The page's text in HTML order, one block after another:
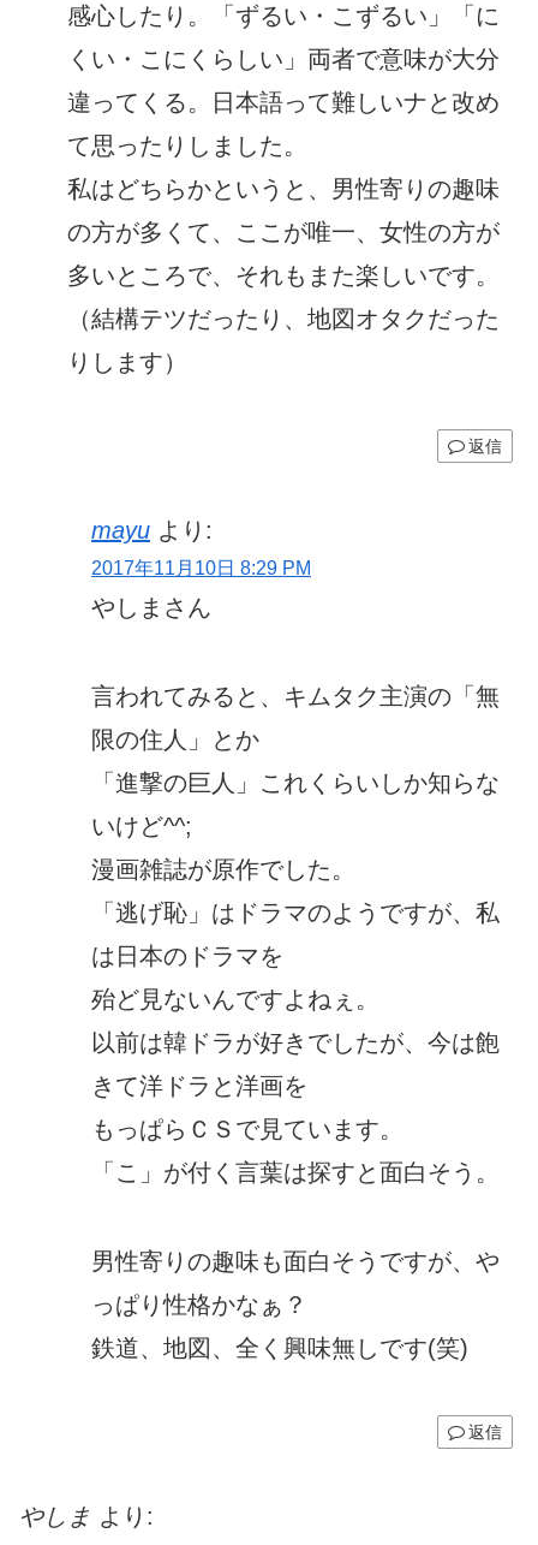
感心したり。「ずるい・こずるい」「に
くい・こにくらしい」両者で意味が大分
違ってくる。日本語って難しいナと改め
て思ったりしました。
私はどちらかというと、男性寄りの趣味
の方が多くて、ここが唯一、女性の方が
多いところで、それもまた楽しいです。
（結構テツだったり、地図オタクだった
りします）
返信
mayu より:
2017年11月10日 8:29 PM
やしまさん
言われてみると、キムタク主演の「無
限の住人」とか
「進撃の巨人」これくらいしか知らな
いけど^^;
漫画雑誌が原作でした。
「逃げ恥」はドラマのようですが、私
は日本のドラマを
殆ど見ないんですよねぇ。
以前は韓ドラが好きでしたが、今は飽
きて洋ドラと洋画を
もっぱらＣＳで見ています。
「こ」が付く言葉は探すと面白そう。
男性寄りの趣味も面白そうですが、や
っぱり性格かなぁ？
鉄道、地図、全く興味無しです(笑)
返信
やしま より: